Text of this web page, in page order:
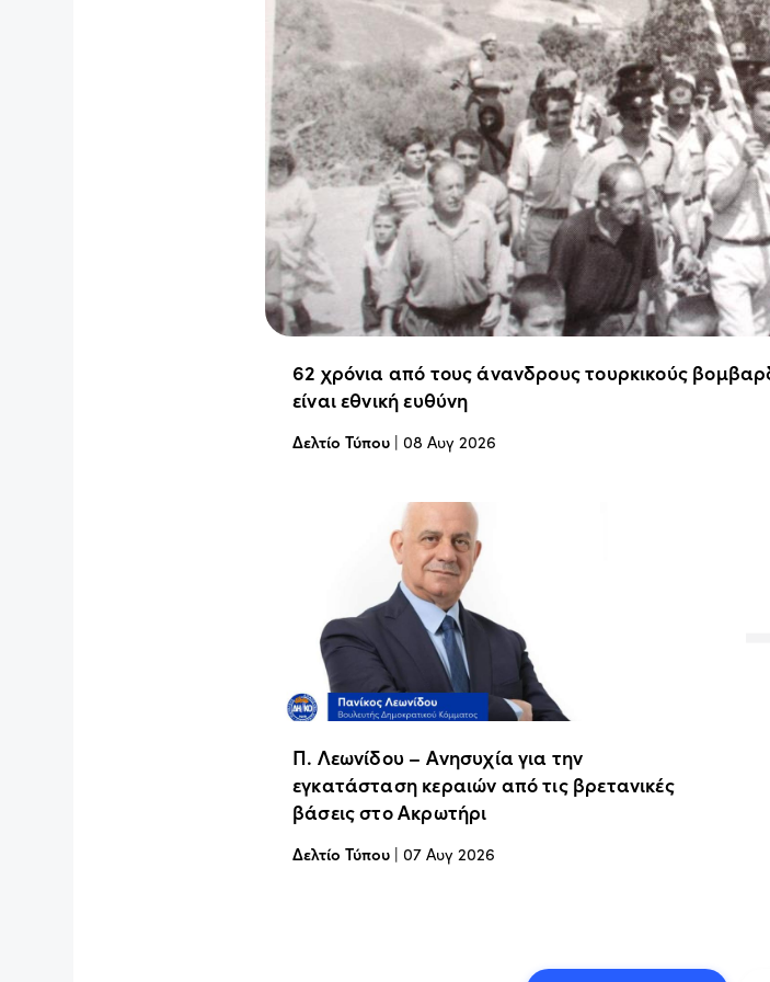
62 χρόνια από τους άνανδρους τουρκικούς
είναι εθνική ευθύνη
Δελτίο Τύπου | 08 Αυγ 2026
Π. Λεωνίδου – Ανησυχία για την
εγκατάσταση κεραιών από τις βρετανικές
βάσεις στο Ακρωτήρι
Δελτίο Τύπου | 07 Αυγ 2026